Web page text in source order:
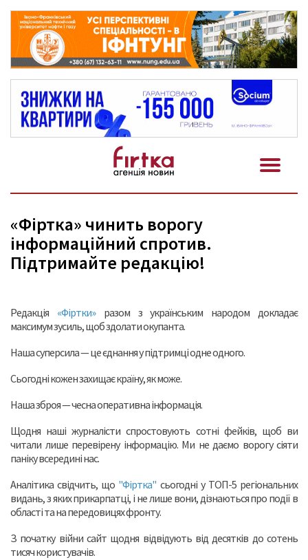
«Фіртка» чинить ворогу
інформаційний спротив.
Підтримайте редакцію!
Редакція «Фіртки»разом з українським народом докладає
максимум зусиль, щоб здолати окупанта.
Наша суперсила — це єднання у підтримці одне одного.
Сьогодні кожен захищає країну, як може.
Наша зброя — чесна оперативна інформація.
Щодня наші журналісти спростовують сотні фейків, щоб ви
читали лише перевірену інформацію. Ми не даємо ворогу сіяти
паніку всередині нас.
Аналітика свідчить, що "Фіртка" сьогодні у ТОП-5 регіональних
видань, з яких прикарпатці, і не лише вони, дізнаються про події в
області та на передовицях фронту.
З початку війни сайт щодня відвідують від десятків до сотень
тисяч користувачів.